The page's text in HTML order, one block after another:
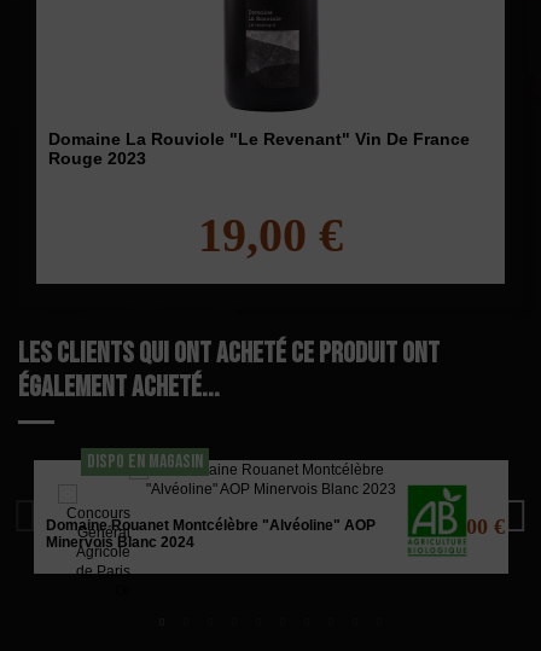
Domaine La Rouviole "Le Revenant" Vin De France
Rouge 2023
19,00 €
Les clients qui ont acheté ce produit ont
également acheté...
DISPO EN MAGASIN
Domaine Rouanet Montcélèbre "Alvéoline" AOP
Minervois Blanc 2024
12,00 €